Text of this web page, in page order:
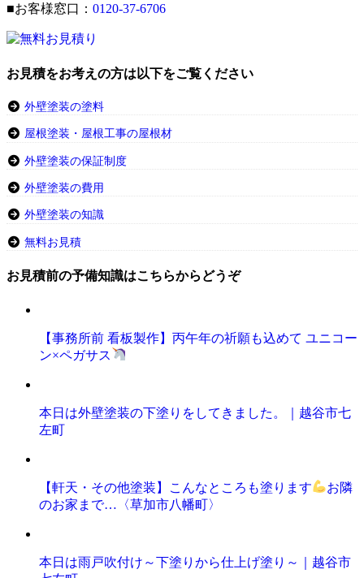
■お客様窓口： 0120-37-6706
お見積をお考えの方は以下をご覧ください
外壁塗装の塗料
屋根塗装・屋根工事の屋根材
外壁塗装の保証制度
外壁塗装の費用
外壁塗装の知識
無料お見積
お見積前の予備知識はこちらからどうぞ
【事務所前 看板製作】丙午年の祈願も込めて ユニコー
ン×ペガサス
本日は外壁塗装の下塗りをしてきました。｜越谷市七
左町
【軒天・その他塗装】こんなところも塗ります
お隣
のお家まで…〈草加市八幡町〉
本日は雨戸吹付け～下塗りから仕上げ塗り～｜越谷市